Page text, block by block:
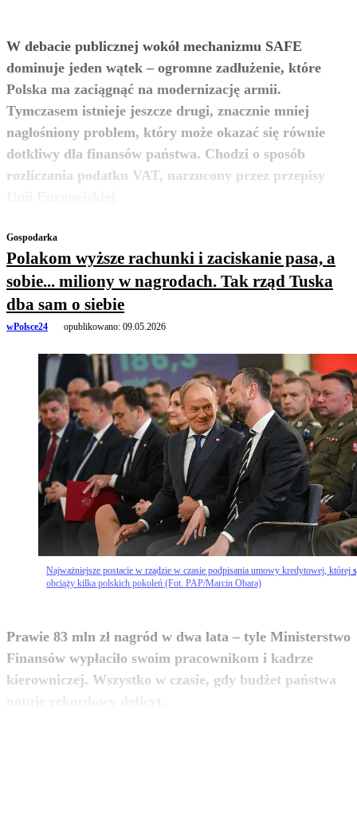
W debacie publicznej wokół mechanizmu SAFE
dominuje jeden wątek – ogromne zadłużenie, które
Polska ma zaciągnąć na modernizację armii.
Tymczasem istnieje jeszcze drugi, znacznie mniej
nagłośniony problem, który może okazać się równie
dotkliwy dla finansów państwa. Chodzi o sposób
rozliczania podatku VAT, narzucony przez przepisy
zobacz więcej
Gospodarka
Polakom wyższe rachunki i zaciskanie pasa, a
sobie... miliony w nagrodach. Tak rząd Tuska
dba sam o siebie
wPolsce24 opublikowano: 09.05.2026
Najważniejsze postacie w rządzie w czasie podpisania umowy kredytowej, której
obciąży kilka polskich pokoleń (Fot. PAP/Marcin Obara)
Prawie 83 mln zł nagród w dwa lata – tyle Ministerstwo
Finansów wypłaciło swoim pracownikom i kadrze
kierowniczej. Wszystko w czasie, gdy budżet państwa
zobacz więcej